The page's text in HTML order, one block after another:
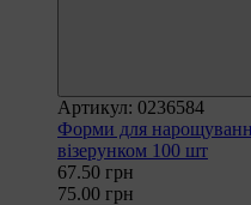
Артикул: 0236584
Форми для
візерунком 100 шт
67.50 грн
75.00 грн